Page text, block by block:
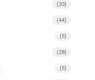
(33)
(44)
(5)
(28)
(5)